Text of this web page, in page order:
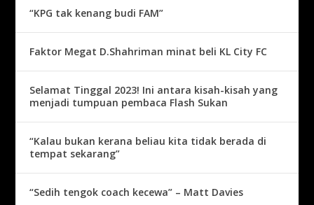
“KPG tak kenang budi FAM”
Faktor Megat D.Shahriman minat beli KL City FC
Selamat Tinggal 2023! Ini antara kisah-kisah yang
menjadi tumpuan pembaca Flash Sukan
“Kalau bukan kerana beliau kita tidak berada di
tempat sekarang”
“Sedih tengok coach kecewa” – Matt Davies